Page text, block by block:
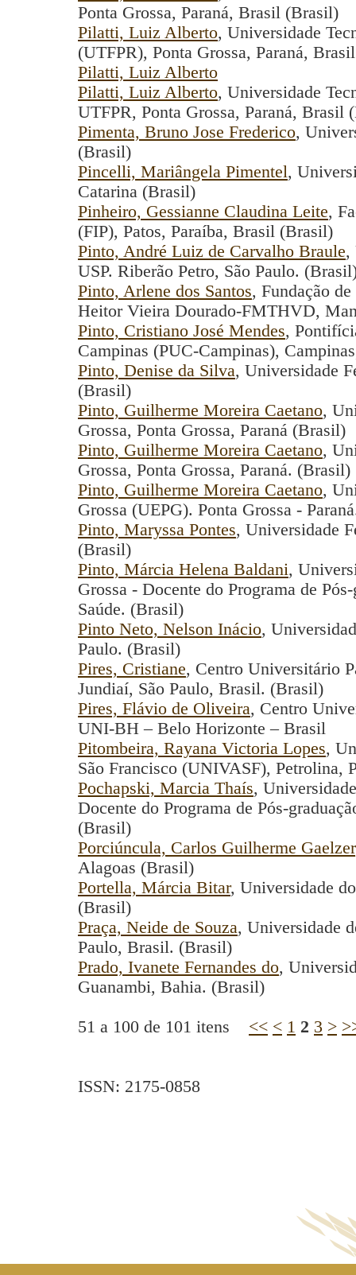
Ponta Grossa, Paraná, Brasil (Brasil)
Pilatti, Luiz Alberto, Universidade
(UTFPR), Ponta Grossa, Paraná,
Pilatti, Luiz Alberto
Pilatti, Luiz Alberto, Universidade
UTFPR, Ponta Grossa, Paraná, Brasil
Pimenta, Bruno Jose Frederico,
(Brasil)
Pincelli, Mariângela Pimentel,
Catarina (Brasil)
Pinheiro, Gessianne Claudina Leite,
(FIP), Patos, Paraíba, Brasil (Brasil)
Pinto, André Luiz de Carvalho Braule,
USP. Riberão Petro, São Paulo.
Pinto, Arlene dos Santos, Fundação
Heitor Vieira Dourado-FMTHVD,
Pinto, Cristiano José Mendes,
Campinas (PUC-Campinas),
Pinto, Denise da Silva, Universidade
(Brasil)
Pinto, Guilherme Moreira Caetano,
Grossa, Ponta Grossa, Paraná (Brasil)
Pinto, Guilherme Moreira Caetano,
Grossa, Ponta Grossa, Paraná. (Brasil)
Pinto, Guilherme Moreira Caetano,
Grossa (UEPG). Ponta Grossa -
Pinto, Maryssa Pontes, Universidade
(Brasil)
Pinto, Márcia Helena Baldani,
Grossa - Docente do Programa de
Saúde. (Brasil)
Pinto Neto, Nelson Inácio,
Paulo. (Brasil)
Pires, Cristiane, Centro Universitário
Jundiaí, São Paulo, Brasil. (Brasil)
Pires, Flávio de Oliveira, Centro
UNI-BH – Belo Horizonte – Brasil
Pitombeira, Rayana Victoria Lopes,
São Francisco (UNIVASF), Petrolina,
Pochapski, Marcia Thaís,
Docente do Programa de Pós-
(Brasil)
Porciúncula, Carlos Guilherme Gaelzer
Alagoas (Brasil)
Portella, Márcia Bitar, Universidade
(Brasil)
Praça, Neide de Souza, Universidade
Paulo, Brasil. (Brasil)
Prado, Ivanete Fernandes do,
Guanambi, Bahia. (Brasil)
51 a 100 de 101 itens << < 1 2 3 >
ISSN: 2175-0858